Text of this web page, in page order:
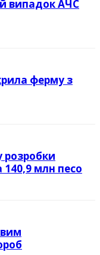
випадок АЧС
ферму з
розробки
млн песо